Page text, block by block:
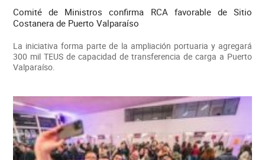
Comité de Ministros confirma RCA favorable de Sitio
Costanera de Puerto Valparaíso
La iniciativa forma parte de la ampliación portuaria y agregará
300 mil TEUS de capacidad de transferencia de carga a Puerto
Valparaíso.